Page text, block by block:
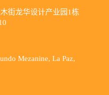
街龙华设计产业园1栋
Mezanine, La Paz,